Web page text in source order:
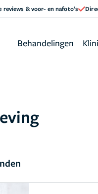
reviews & voor- en nafoto’s
Behandelingen